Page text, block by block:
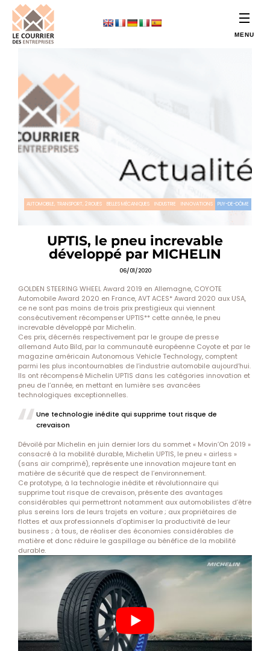
AUTOMOBILE, TRANSPORT, 2 ROUES BELLES MÉCANIQUES INDUSTRIE INNOVATIONS PUY-DE-DÔME
UPTIS, le pneu increvable
développé par MICHELIN
06/01/2020
GOLDEN STEERING WHEEL Award 2019 en Allemagne, COYOTE
Automobile Award 2020 en France, AVT ACES* Award 2020 aux USA,
ce ne sont pas moins de trois prix prestigieux qui viennent
consécutivement récompenser UPTIS** cette année, le pneu
increvable développé par Michelin.
Ces prix, décernés respectivement par le groupe de presse
allemand Auto Bild, par la communauté européenne Coyote et par le
magazine américain Autonomous Vehicle Technology, comptent
parmi les plus incontournables de l’industrie automobile aujourd’hui.
Ils ont récompensé Michelin UPTIS dans les catégories innovation et
pneu de l’année, en mettant en lumière ses avancées
technologiques exceptionnelles.
Une technologie inédite qui supprime tout risque de
crevaison
Dévoilé par Michelin en juin dernier lors du sommet « Movin’On 2019 »
consacré à la mobilité durable, Michelin UPTIS, le pneu « airless »
(sans air comprimé), représente une innovation majeure tant en
matière de sécurité que de respect de l’environnement.
Ce prototype, à la technologie inédite et révolutionnaire qui
supprime tout risque de crevaison, présente des avantages
considérables qui permettront notamment aux automobilistes d’être
plus sereins lors de leurs trajets en voiture ; aux propriétaires de
flottes et aux professionnels d’optimiser la productivité de leur
business ; à tous, de réaliser des économies considérables de
matière et donc réduire le gaspillage au bénéfice de la mobilité
durable.